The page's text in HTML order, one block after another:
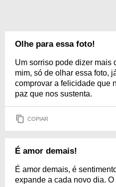
Olhe para essa foto!
Um sorriso pode dizer mais
mim, só de olhar essa foto,
comprovar a felicidade que
paz que nos sustenta.
COPIAR
É amor demais!
É amor demais, é
expande a cada novo dia.